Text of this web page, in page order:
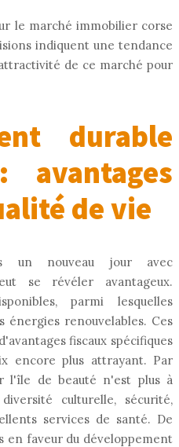
le marché immobilier corse
indiquent une tendance
de ce marché pour
durable
de vie
un nouveau jour avec
se révéler avantageux.
parmi lesquelles
renouvelables. Ces
fiscaux spécifiques
encore plus attrayant. Par
l'île de beauté n'est plus à
culturelle, sécurité,
services de santé. De
en faveur du développement